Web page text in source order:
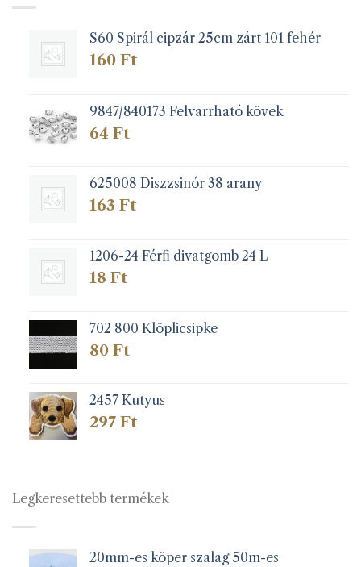
S60 Spirál cipzár 25cm zárt 101 fehér
160 Ft
9847/840173 Felvarrható kövek
64 Ft
625008 Diszzsinór 38 arany
163 Ft
1206-24 Férfi divatgomb 24 L
18 Ft
702 800 Klöplicsipke
80 Ft
2457 Kutyus
297 Ft
Legkeresettebb termékek
20mm-es köper szalag 50m-es